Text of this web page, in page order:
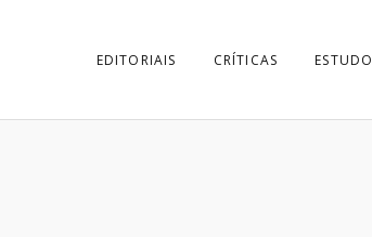
EDITORIAIS CRÍTICAS